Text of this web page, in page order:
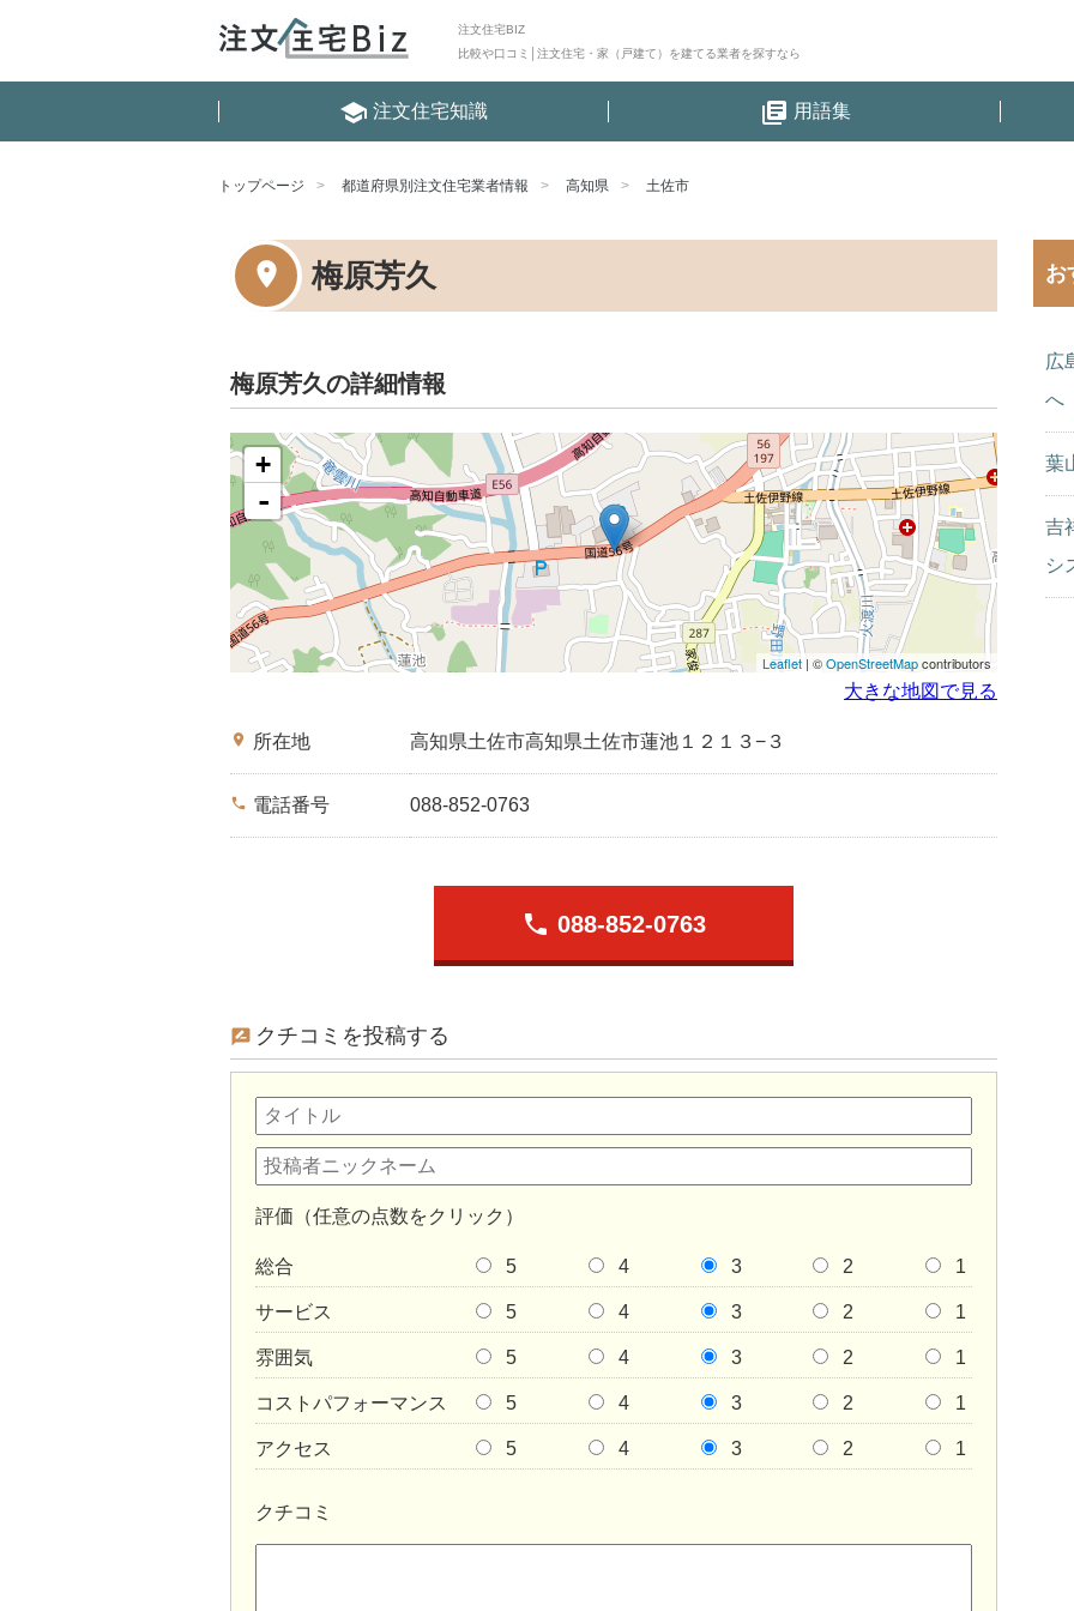
注文住宅BIZ
比較や口コミ│注文住宅・家（戸建て）を建てる業者を探すなら
school 注文住宅知識 library_books 用語集
トップページ 都道府県別注文住宅業者情報 高知県 土佐市
梅原芳久
梅原芳久の詳細情報
+
-
Leaflet | ©OpenStreetMapcontributors
大きな地図で見る
place 所在地 高知県土佐市高知県土佐市蓮池１２１３−３
phone 電話番号 088-852-0763
phone 088-852-0763
クチコミを投稿する
評価（任意の点数をクリック）
総合 5 4 3 2 1
サービス 5 4 3 2 1
雰囲気 5 4 3 2 1
コストパフォーマンス 5 4 3 2 1
アクセス 5 4 3 2 1
クチコミ
お
広
へ
葉
吉
シ